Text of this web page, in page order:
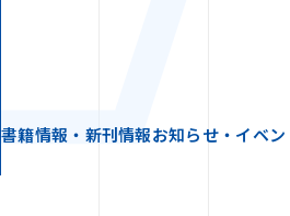
書籍情報・新刊情報お知らせ・イベン